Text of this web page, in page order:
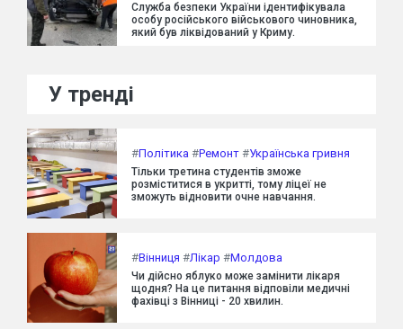
Служба безпеки України ідентифікувала
особу російського військового чиновника,
який був ліквідований у Криму.
У тренді
#Політика #Ремонт #Українська гривня
Тільки третина студентів зможе
розміститися в укритті, тому ліцеї не
зможуть відновити очне навчання.
#Вінниця #Лікар #Молдова
Чи дійсно яблуко може замінити лікаря
щодня? На це питання відповіли медичні
фахівці з Вінниці - 20 хвилин.